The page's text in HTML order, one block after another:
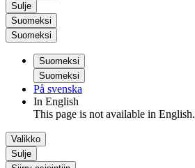
Sulje
Suomeksi
Suomeksi
Suomeksi
Suomeksi
På svenska
In English
This page is not available in English.
Valikko
Sulje